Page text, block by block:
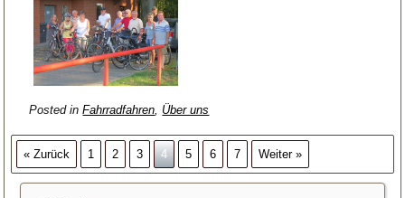
Posted in Fahrradfahren, Über uns
« Zurück 1 2 3 4 5 6 7 Weiter »